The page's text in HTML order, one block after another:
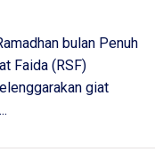
bulan Penuh
Faida (RSF)
giat